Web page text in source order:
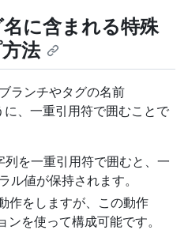
に含まれる特殊
法
ランチやタグの名前
に、一重引用符で囲むことで
列を一重引用符で囲むと、一
ル値が保持されます。
作をしますが、この動作
ンを使って構成可能です。